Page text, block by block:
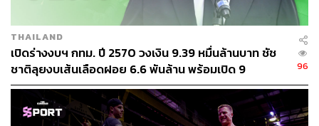
THAILAND
เปิดร่างงบฯ กทม. ปี 2570 วงเงิน 9.39 หมื่นล้านบาท ชัช
ชาติลุยงบเส้นเลือดฝอย 6.6 พันล้าน พร้อมเปิด 9
ยุทธศาสตร์พัฒนาเมือง
96